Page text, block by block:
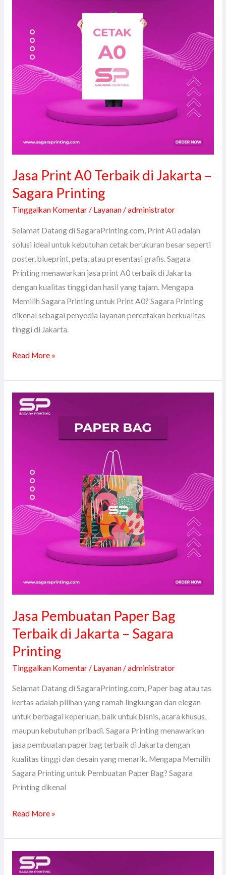
Jasa Print A0 Terbaik di Jakarta –
Sagara Printing
Tinggalkan Komentar/ Layanan/administrator
Selamat Datang di SagaraPrinting.com, Print A0 adalah
solusi ideal untuk kebutuhan cetak berukuran besar seperti
poster, blueprint, peta, atau presentasi grafis. Sagara
Printing menawarkan jasa print A0 terbaik di Jakarta
dengan kualitas tinggi dan hasil yang tajam. Mengapa
Memilih Sagara Printing untuk Print A0? Sagara Printing
dikenal sebagai penyedia layanan percetakan berkualitas
tinggi di Jakarta.
Jakarta
Sagara
Printing
Read More »
Jasa Pembuatan Paper Bag
Terbaik di Jakarta – Sagara
Printing
Tinggalkan Komentar/ Layanan/administrator
Selamat Datang di SagaraPrinting.com, Paper bag atau tas
kertas adalah pilihan yang ramah lingkungan dan elegan
untuk berbagai keperluan, baik untuk bisnis, acara khusus,
maupun kebutuhan pribadi. Sagara Printing menawarkan
jasa pembuatan paper bag terbaik di Jakarta dengan
kualitas tinggi dan desain yang menarik. Mengapa Memilih
Sagara Printing untuk Pembuatan Paper Bag? Sagara
Printing dikenal
Jasa
Pembuatan
Jakarta
Sagara
Printing
Read More »
Jasa
Pembuatan